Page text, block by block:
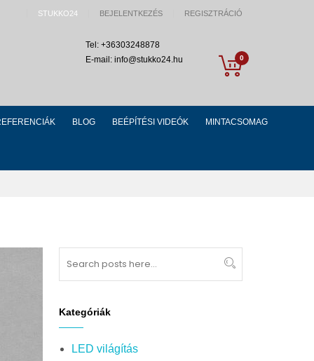
STUKKO24 BEJELENTKEZÉS REGISZTRÁCIÓ
My Cart
0
Tel: +36303248878
E-mail: info@stukko24.hu
BLOG BEÉPÍTÉSI VIDEÓK MINTACSOMAG
Search
Kategóriák
LED világítás